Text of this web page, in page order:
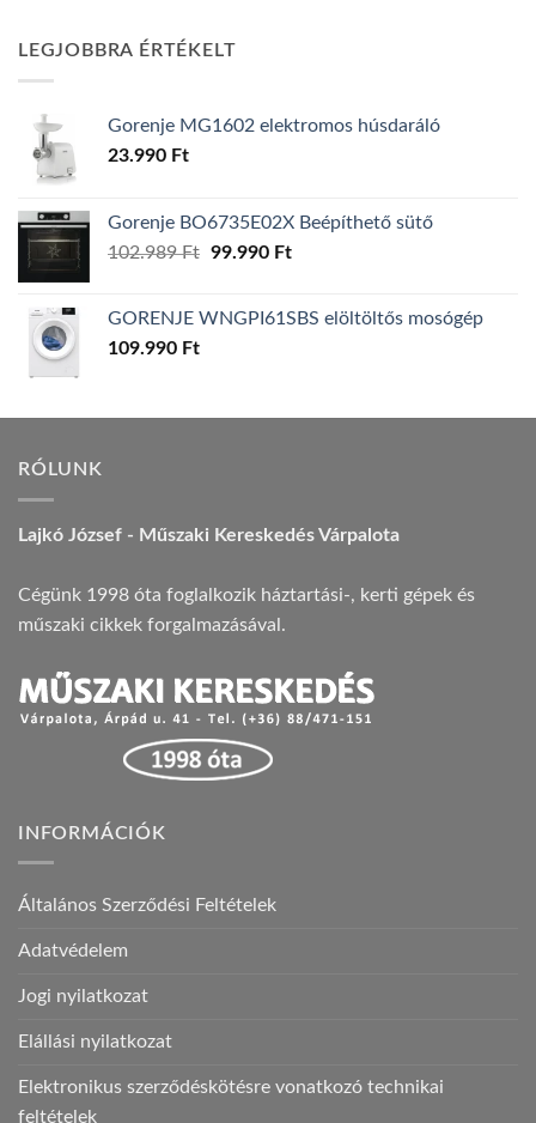
157.990 Ft.
LEGJOBBRA ÉRTÉKELT
Gorenje MG1602 elektromos húsdaráló
23.990 Ft
Gorenje BO6735E02X Beépíthető sütő
102.989Ft Original
102.989 Ft.
99.990 FtCurrent
99.990 Ft.
GORENJE WNGPI61SBS elöltöltős mosógép
109.990 Ft
RÓLUNK
Lajkó József - Műszaki Kereskedés Várpalota
Cégünk 1998 óta foglalkozik háztartási-, kerti gépek és
műszaki cikkek forgalmazásával.
INFORMÁCIÓK
Általános Szerződési Feltételek
Adatvédelem
Jogi nyilatkozat
Elállási nyilatkozat
Elektronikus szerződéskötésre vonatkozó technikai
feltételek